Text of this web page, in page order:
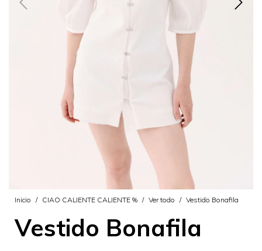
Inicio / CIAO CALIENTE CALIENTE % / Ver todo / Vestido Bonafila
Vestido Bonafila